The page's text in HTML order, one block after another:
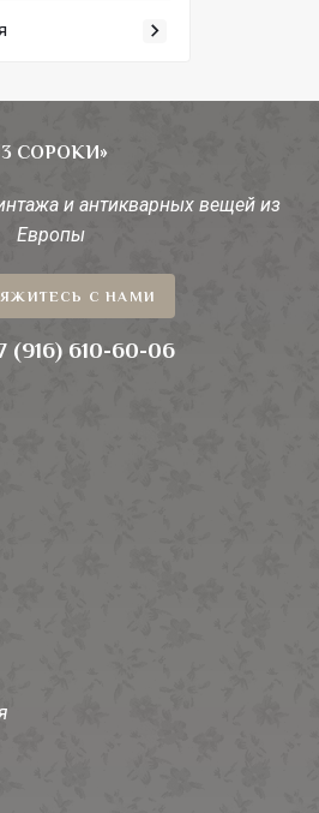
СОРОКИ»
и антикварных вещей из
Европы
С НАМИ
(916) 610-60-06